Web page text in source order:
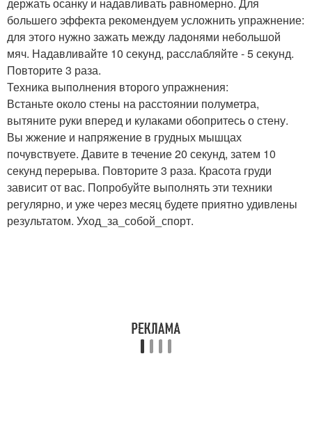
большего эффекта рекомендуем усложнить упражнение:
для этого нужно зажать между ладонями небольшой
мяч. Надавливайте 10 секунд, расслабляйте - 5 секунд.
Повторите 3 раза.
Техника выполнения второго упражнения:
Встаньте около стены на расстоянии полуметра,
вытяните руки вперед и кулаками обопритесь о стену.
Вы жжение и напряжение в грудных мышцах
почувствуете. Давите в течение 20 секунд, затем 10
секунд перерыва. Повторите 3 раза. Красота груди
зависит от вас. Попробуйте выполнять эти техники
регулярно, и уже через месяц будете приятно удивлены
результатом. Уход_за_собой_спорт.